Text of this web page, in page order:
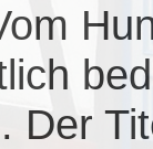
Der